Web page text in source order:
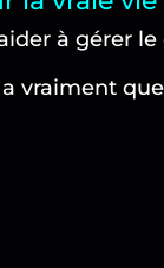
à gérer
vraiment